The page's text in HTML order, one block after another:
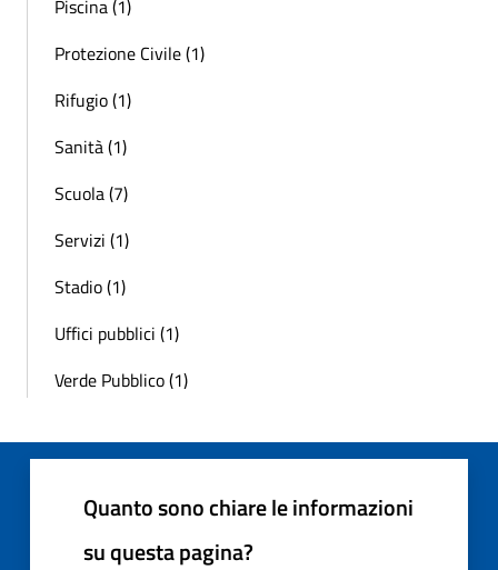
Piscina (1)
Protezione Civile (1)
Rifugio (1)
Sanità (1)
Scuola (7)
Servizi (1)
Stadio (1)
Uffici pubblici (1)
Verde Pubblico (1)
Quanto sono chiare le informazioni
su questa pagina?